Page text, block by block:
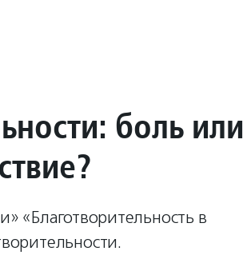
боль или
«Благотворительность в